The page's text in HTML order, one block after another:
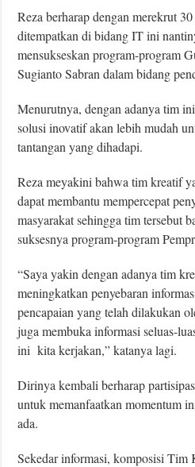
Reza berharap dengan merekrut
ditempatkan di bidang IT ini
mensukseskan program-program
Sugianto Sabran dalam bidang
Menurutnya, dengan adanya tim
solusi inovatif akan lebih mudah
tantangan yang dihadapi.
Reza meyakini bahwa tim kreatif
dapat membantu mempercepat
masyarakat sehingga tim tersebut
suksesnya program-program
“Saya yakin dengan adanya tim
meningkatkan penyebaran
pencapaian yang telah dilakukan
juga membuka informasi seluas-
ini kita kerjakan,” katanya lagi.
Dirinya kembali berharap
untuk memanfaatkan momentum
ada.
Sekedar informasi, komposisi